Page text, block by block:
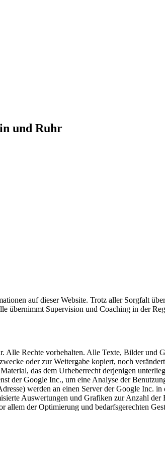
und Ruhr
auf dieser Website. Trotz aller Sorgfalt
übernimmt Supervision und Coaching in der
Rechte vorbehalten. Alle Texte, Bilder und
oder zur Weitergabe kopiert, noch
das dem Urheberrecht derjenigen
der Google Inc., um eine Analyse der
werden an einen Server der Google Inc.
Auswertungen und Grafiken zur Anzahl
der Optimierung und bedarfsgerechten